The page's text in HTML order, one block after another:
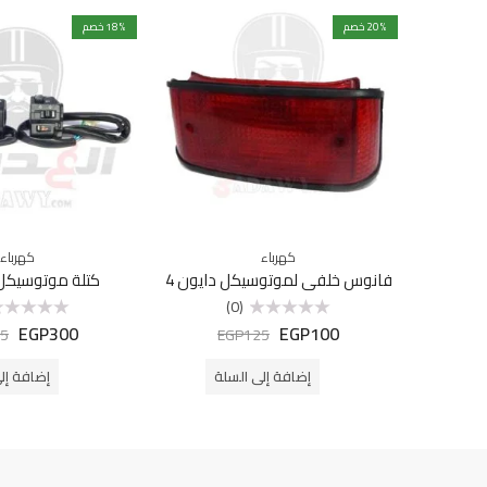
20% خصم
كهرباء
فانوس خلفي لموتوسيكل دايون 4
التقييم
(0)
EGP100
EGP125
إضافة إلى السلة
18% خصم
كهرباء
كتلة
التقييمEGP300
إضافة